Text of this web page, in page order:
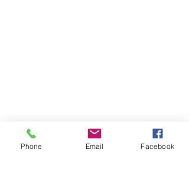
Phone Email Facebook